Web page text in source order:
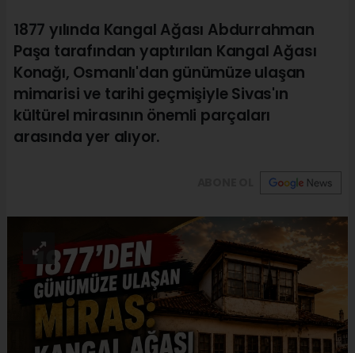
1877 yılında Kangal Ağası Abdurrahman
Paşa tarafından yaptırılan Kangal Ağası
Konağı, Osmanlı'dan günümüze ulaşan
mimarisi ve tarihi geçmişiyle Sivas'ın
kültürel mirasının önemli parçaları
arasında yer alıyor.